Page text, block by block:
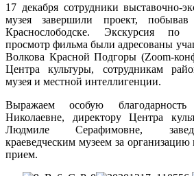
17 декабря сотрудники выставочно-
музея завершили проект,
Краснослободске. Экскурсия по
просмотр фильма были адресованы
Волкова Красной Подгоры (Zoom-
Центра культуры, сотрудникам
музея и местной интеллигенции.
Выражаем особую
Николаевне, директору Центра
Людмиле Серафимовне,
краеведческим музеем за
прием.